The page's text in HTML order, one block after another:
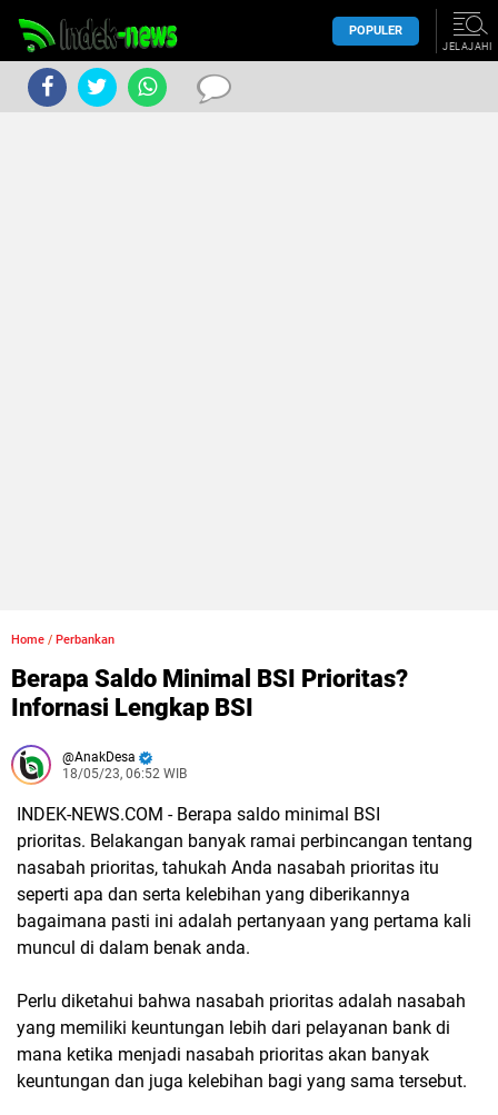
POPULER
JELAJAHI
Home / Perbankan
Berapa Saldo Minimal BSI Prioritas?
Infornasi Lengkap BSI
AnakDesa
18/05/23, 06:52 WIB
INDEK-NEWS.COM - Berapa saldo minimal BSI
prioritas. Belakangan banyak ramai perbincangan tentang
nasabah prioritas, tahukah Anda nasabah prioritas itu
seperti apa dan serta kelebihan yang diberikannya
bagaimana pasti ini adalah pertanyaan yang pertama kali
muncul di dalam benak anda.
Perlu diketahui bahwa nasabah prioritas adalah nasabah
yang memiliki keuntungan lebih dari pelayanan bank di
mana ketika menjadi nasabah prioritas akan banyak
keuntungan dan juga kelebihan bagi yang sama tersebut.